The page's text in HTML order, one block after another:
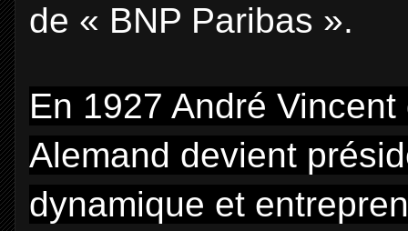
de « BNP Paribas ».
En 1927 André
Alemand devient
dynamique et